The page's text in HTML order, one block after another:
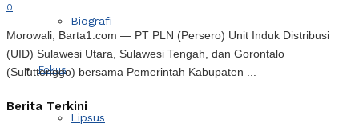
Biografi
Fokus
Lipsus
0
Morowali, Barta1.com — PT PLN (Persero) Unit Induk Distribusi
(UID) Sulawesi Utara, Sulawesi Tengah, dan Gorontalo
(Suluttenggo) bersama Pemerintah Kabupaten ...
Berita Terkini